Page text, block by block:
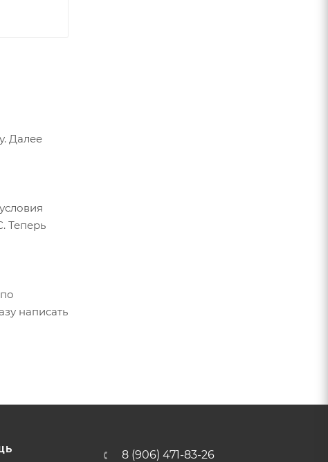
Далее
Теперь
написать
8 (906) 471-83-26